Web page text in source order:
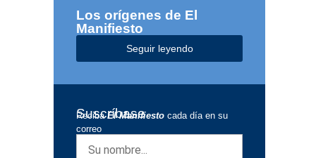
Los orígenes de El
Manifiesto
Seguir leyendo
Suscríbase
RecibaEl Manifiesto cada día en su
correo